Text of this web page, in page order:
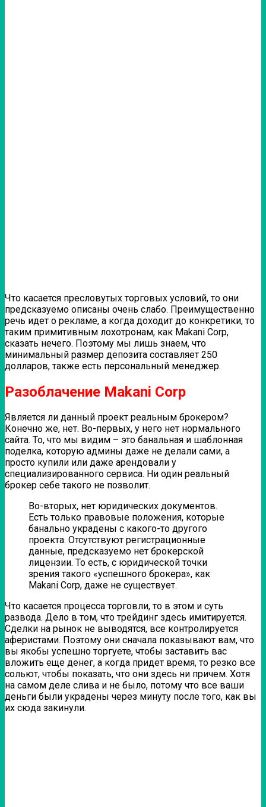
Что касается пресловутых торговых условий, то они
предсказуемо описаны очень слабо. Преимущественно
речь идет о рекламе, а когда доходит до конкретики, то
таким примитивным лохотронам, как Makani Corp,
сказать нечего. Поэтому мы лишь знаем, что
минимальный размер депозита составляет 250
долларов, также есть персональный менеджер.
Разоблачение Makani Corp
Является ли данный проект реальным брокером?
Конечно же, нет. Во-первых, у него нет нормального
сайта. То, что мы видим – это банальная и шаблонная
поделка, которую админы даже не делали сами, а
просто купили или даже арендовали у
специализированного сервиса. Ни один реальный
брокер себе такого не позволит.
Во-вторых, нет юридических документов.
Есть только правовые положения, которые
банально украдены с какого-то другого
проекта. Отсутствуют регистрационные
данные, предсказуемо нет брокерской
лицензии. То есть, с юридической точки
зрения такого «успешного брокера», как
Makani Corp, даже не существует.
Что касается процесса торговли, то в этом и суть
развода. Дело в том, что трейдинг здесь имитируется.
Сделки на рынок не выводятся, все контролируется
аферистами. Поэтому они сначала показывают вам, что
вы якобы успешно торгуете, чтобы заставить вас
вложить еще денег, а когда придет время, то резко все
сольют, чтобы показать, что они здесь ни причем. Хотя
на самом деле слива и не было, потому что все ваши
деньги были украдены через минуту после того, как вы
их сюда закинули.